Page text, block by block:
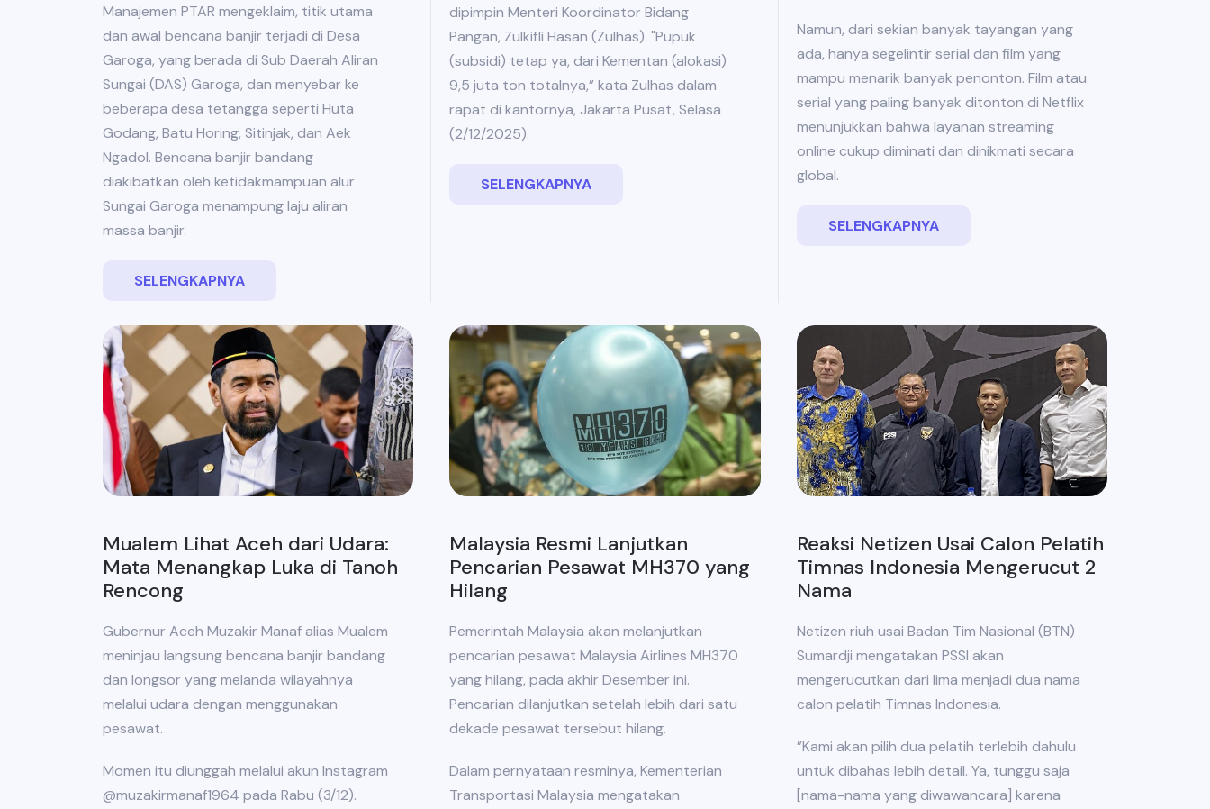
Manajemen PTAR mengeklaim, titik utama
dan awal bencana banjir terjadi di Desa
Garoga, yang berada di Sub Daerah Aliran
Sungai (DAS) Garoga, dan menyebar ke
beberapa desa tetangga seperti Huta
Godang, Batu Horing, Sitinjak, dan Aek
Ngadol. Bencana banjir bandang
diakibatkan oleh ketidakmampuan alur
Sungai Garoga menampung laju aliran
massa banjir.
SELENGKAPNYA
dipimpin Menteri Koordinator Bidang
Pangan, Zulkifli Hasan (Zulhas). "Pupuk
(subsidi) tetap ya, dari Kementan (alokasi)
9,5 juta ton totalnya,” kata Zulhas dalam
rapat di kantornya, Jakarta Pusat, Selasa
(2/12/2025).
SELENGKAPNYA
Namun, dari sekian banyak tayangan yang
ada, hanya segelintir serial dan film yang
mampu menarik banyak penonton. Film atau
serial yang paling banyak ditonton di Netflix
menunjukkan bahwa layanan streaming
online cukup diminati dan dinikmati secara
global.
SELENGKAPNYA
Mualem Lihat Aceh dari Udara:
Mata Menangkap Luka di Tanoh
Rencong
Gubernur Aceh Muzakir Manaf alias Mualem
meninjau langsung bencana banjir bandang
dan longsor yang melanda wilayahnya
melalui udara dengan menggunakan
pesawat.
Momen itu diunggah melalui akun Instagram
@muzakirmanaf1964 pada Rabu (3/12).
Malaysia Resmi Lanjutkan
Pencarian Pesawat MH370 yang
Hilang
Pemerintah Malaysia akan melanjutkan
pencarian pesawat Malaysia Airlines MH370
yang hilang, pada akhir Desember ini.
Pencarian dilanjutkan setelah lebih dari satu
dekade pesawat tersebut hilang.
Dalam pernyataan resminya, Kementerian
Transportasi Malaysia mengatakan
Reaksi Netizen Usai Calon Pelatih
Timnas Indonesia Mengerucut 2
Nama
Netizen riuh usai Badan Tim Nasional (BTN)
Sumardji mengatakan PSSI akan
mengerucutkan dari lima menjadi dua nama
calon pelatih Timnas Indonesia.
”Kami akan pilih dua pelatih terlebih dahulu
untuk dibahas lebih detail. Ya, tunggu saja
[nama-nama yang diwawancara] karena